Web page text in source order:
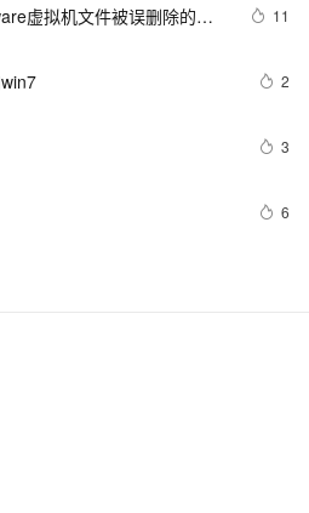
虚拟机文件被误删除的数
11
2
3
6
虚拟机 配置网络 安装
工具 连接linux系统 设置服务
系统 报错： Network
Virtual Machine (17)
解